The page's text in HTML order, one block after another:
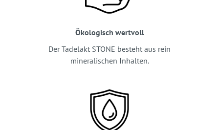
Ökologisch wertvoll
Der Tadelakt STONE besteht aus rein
mineralischen Inhalten.